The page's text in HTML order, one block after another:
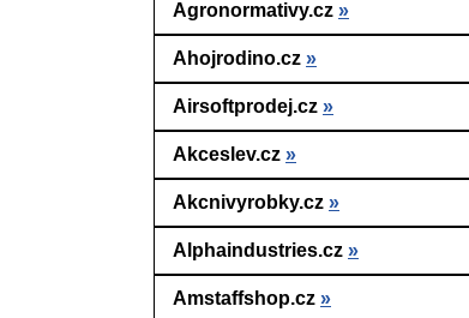
Agronormativy.cz »
Ahojrodino.cz »
Airsoftprodej.cz »
Akceslev.cz »
Akcnivyrobky.cz »
Alphaindustries.cz »
Amstaffshop.cz »